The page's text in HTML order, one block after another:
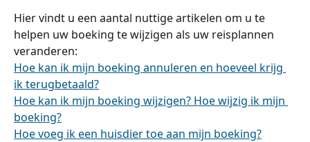
Hier vindt u een aantal nuttige artikelen om u te
helpen uw boeking te wijzigen als uw reisplannen
veranderen:
Hoe kan ik mijn boeking annuleren en hoeveel krijg
ik terugbetaald?
Hoe kan ik mijn boeking wijzigen? Hoe wijzig ik mijn
boeking?
Hoe voeg ik een huisdier toe aan mijn boeking?